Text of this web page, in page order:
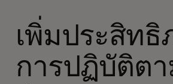
เพิ่มประสิทธิ
การปฏิบัติต